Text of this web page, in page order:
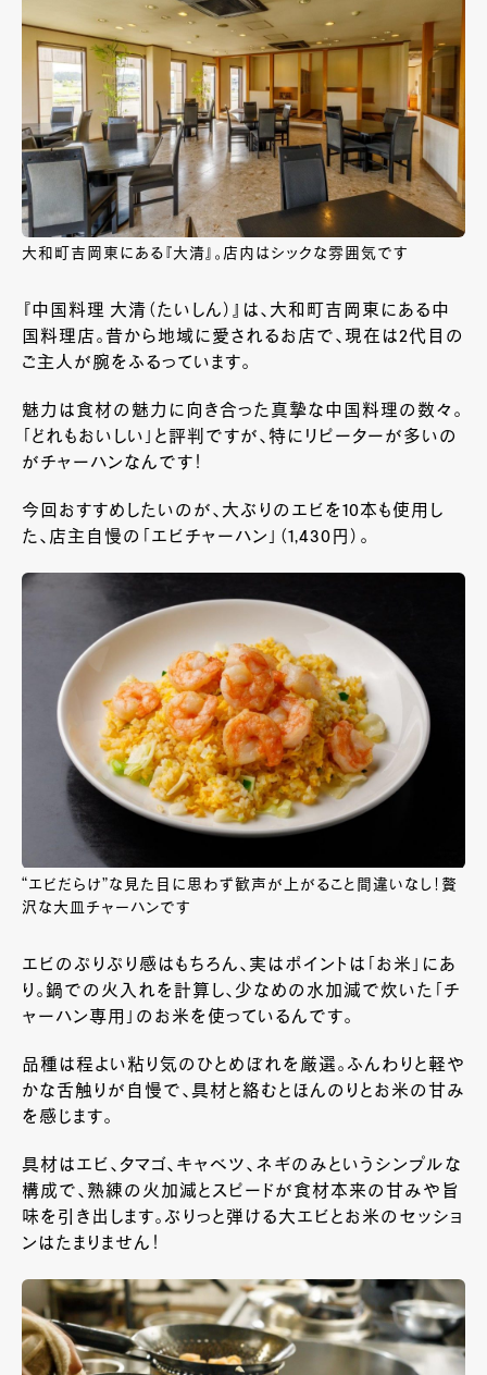
大和町吉岡東にある『大清』。店内はシックな雰囲気です
『中国料理 大清（たいしん）』は、大和町吉岡東にある中
国料理店。昔から地域に愛されるお店で、現在は2代目の
ご主人が腕をふるっています。
魅力は食材の魅力に向き合った真摯な中国料理の数々。
「どれもおいしい」と評判ですが、特にリピーターが多いの
がチャーハンなんです！
今回おすすめしたいのが、大ぶりのエビを10本も使用し
た、店主自慢の「エビチャーハン」（1,430円）。
“エビだらけ”な見た目に思わず歓声が上がること間違いなし！贅
沢な大皿チャーハンです
エビのぷりぷり感はもちろん、実はポイントは「お米」にあ
り。鍋での火入れを計算し、少なめの水加減で炊いた「チ
ャーハン専用」のお米を使っているんです。
品種は程よい粘り気のひとめぼれを厳選。ふんわりと軽や
かな舌触りが自慢で、具材と絡むとほんのりとお米の甘み
を感じます。
具材はエビ、タマゴ、キャベツ、ネギのみというシンプルな
構成で、熟練の火加減とスピードが食材本来の甘みや旨
味を引き出します。ぶりっと弾ける大エビとお米のセッショ
ンはたまりません！